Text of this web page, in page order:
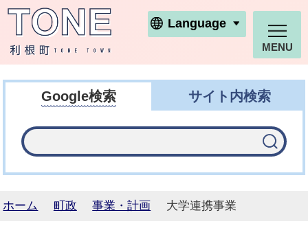
利根町ホームページ
Language
MENU
Google検索 サイト内検索
ホーム 町政 事業・計画 大学連携事業